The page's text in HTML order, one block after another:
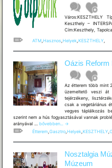
Város:KESZTHELY
Keszthely –
Cím:Keszthely,
ATM, Hasznos, Helyek, KESZTHELY,
Oázis Reform
Az étterem több mint
üzemeltető veszi át
tejérzékeny,
csak a vegetáriánus
vegyes táplálkozás
szerint nem a hús fogyasztásával vannak
arányával … Oázis
Reform
Restaurant
bővebben...
→
Étterem,Gasztro,Helyek,KESZTHELY,
Nosztalgia
Múzeum